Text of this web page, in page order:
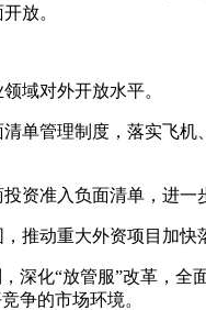
放。
域对外开放水平。
单管理制度，落实飞
资准入负面清单，进一
推动重大外资项目加快
深化“放管服”改革，
争的市场环境。